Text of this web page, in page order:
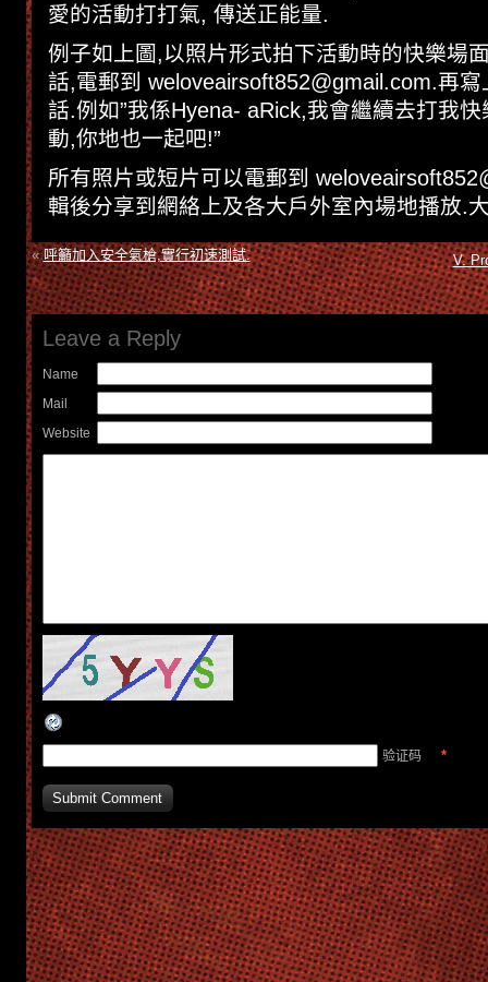
愛的活動打打氣, 傳送正能量.
例子如上圖,以照片形式拍下活動時的快樂場
話,電郵到 weloveairsoft852@gmail.com.再
話.例如”我係Hyena- aRick,我會繼續去打我
動,你地也一起吧!”
所有照片或短片可以電郵到
輯後分享到網絡上及各大戶外室內場地播放.
«呼籲加入安全氣槍,實行初速測試. V.
Leave a Reply
Name
Mail
Website
验证码 *